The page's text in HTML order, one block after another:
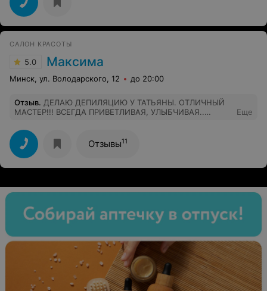
маникюра, по 6 пластмасок на безымянных пальцах -
кривые! И каждая из них по 1 рублю, а они и за одежду
цепляются.
САЛОН КРАСОТЫ
5.0 Максима
Минск, ул. Володарского, 12 до 20:00
Отзыв. ДЕЛАЮ ДЕПИЛЯЦИЮ У ТАТЬЯНЫ. ОТЛИЧНЫЙ
МАСТЕР!!! ВСЕГДА ПРИВЕТЛИВАЯ, УЛЫБЧИВАЯ..
Еще
Отзывы11